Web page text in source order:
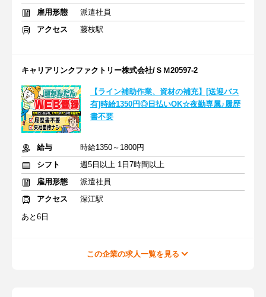
雇用形態
派遣社員
アクセス
藤枝駅
キャリアリンクファクトリー株式会社/ＳＭ20597-2
【ライン補助作業、資材の補充】[送迎バス
有]時給1350円◎日払いOK☆夜勤専属♪履歴
書不要
給与
時給1350～1800円
シフト
週5日以上 1日7時間以上
雇用形態
派遣社員
アクセス
深江駅
あと6日
この企業の求人一覧を見る